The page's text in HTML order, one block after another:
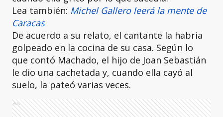
Lea también: Michel Gallero leerá la mente de
Caracas
De acuerdo a su relato, el cantante la habría
golpeado en la cocina de su casa. Según lo
que contó Machado, el hijo de Joan Sebastián
le dio una cachetada y, cuando ella cayó al
suelo, la pateó varias veces.
Ads